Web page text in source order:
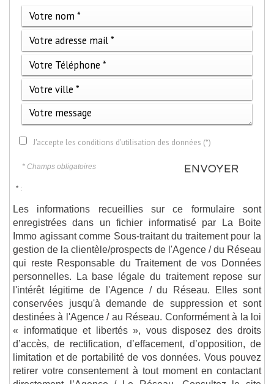
J'accepte les conditions d'utilisation des données (*)
* Champs obligatoires ENVOYER
* :
Les informations recueillies sur ce formulaire sont
enregistrées dans un fichier informatisé par La Boite
Immo agissant comme Sous-traitant du traitement pour la
gestion de la clientèle/prospects de l'Agence / du Réseau
qui reste Responsable du Traitement de vos Données
personnelles. La base légale du traitement repose sur
l'intérêt légitime de l'Agence / du Réseau. Elles sont
conservées jusqu'à demande de suppression et sont
destinées à l'Agence / au Réseau. Conformément à la loi
« informatique et libertés », vous disposez des droits
d’accès, de rectification, d’effacement, d’opposition, de
limitation et de portabilité de vos données. Vous pouvez
retirer votre consentement à tout moment en contactant